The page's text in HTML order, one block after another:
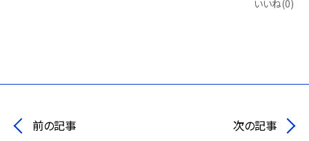
いいね(0)
前の記事 次の記事